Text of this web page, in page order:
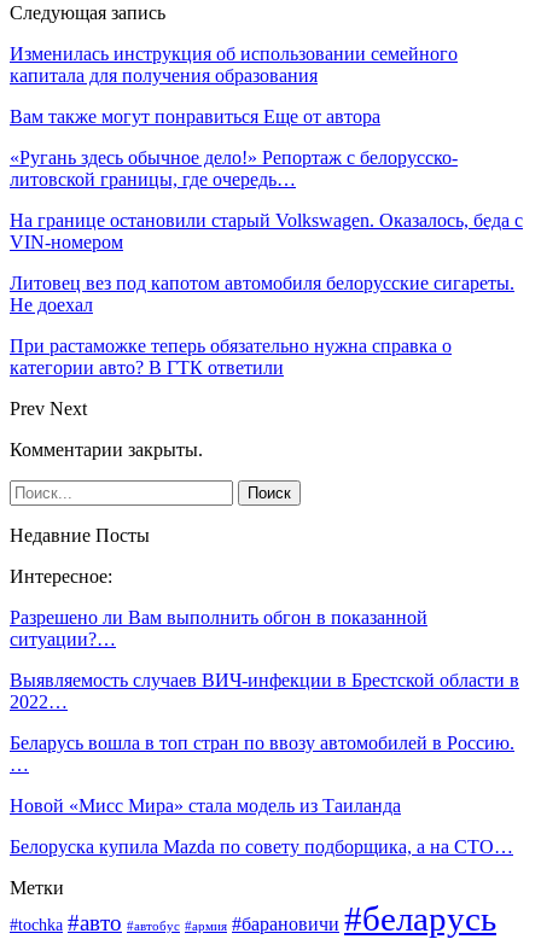
Следующая запись
Изменилась инструкция об использовании семейного
капитала для получения образования
Вам также могут понравиться Еще от автора
«Ругань здесь обычное дело!» Репортаж с белорусско-
литовской границы, где очередь…
На границе остановили старый Volkswagen. Оказалось, беда с
VIN-номером
Литовец вез под капотом автомобиля белорусские сигареты.
Не доехал
При растаможке теперь обязательно нужна справка о
категории авто? В ГТК ответили
Prev Next
Комментарии закрыты.
Недавние Посты
Интересное:
Разрешено ли Вам выполнить обгон в показанной
ситуации?…
Выявляемость случаев ВИЧ-инфекции в Брестской области в
2022…
Беларусь вошла в топ стран по ввозу автомобилей в Россию.
…
Новой «Мисс Мира» стала модель из Таиланда
Белоруска купила Mazda по совету подборщика, а на СТО…
Метки
#tochka #авто #автобус #армия #барановичи #беларусь